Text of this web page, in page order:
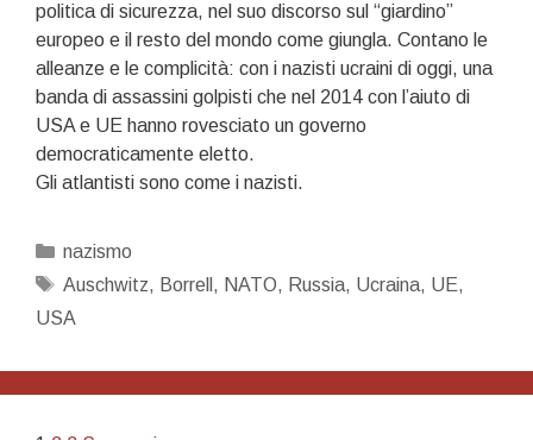
politica di sicurezza, nel suo discorso sul “giardino”
europeo e il resto del mondo come giungla. Contano le
alleanze e le complicità: con i nazisti ucraini di oggi, una
banda di assassini golpisti che nel 2014 con l’aiuto di
USA e UE hanno rovesciato un governo
democraticamente eletto.
Gli atlantisti sono come i nazisti.
Categorie
nazismo
Tag
Auschwitz, Borrell , NATO, Russia, Ucraina, UE,
USA